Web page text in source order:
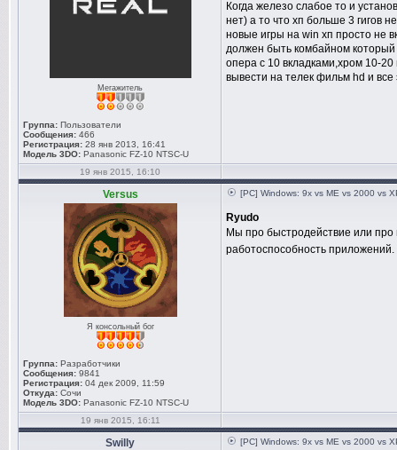
Мегажитель
Группа: Пользователи
Сообщения: 466
Регистрация: 28 янв 2013, 16:41
Модель 3DO: Panasonic FZ-10 NTSC-U
Когда железо слабое то и
нет) а то что хп больше 3 гигов
новые игры на win хп просто не
должен быть комбайном
опера с 10 вкладками,хром 10-
вывести на телек фильм hd и
19 янв 2015, 16:10
Versus
Я консольный бог
Группа: Разработчики
Сообщения: 9841
Регистрация: 04 дек 2009, 11:59
Откуда: Сочи
Модель 3DO: Panasonic FZ-10 NTSC-U
[PC] Windows: 9x vs ME vs 2000 vs
Ryudo
Мы про быстродействие или
работоспособность приложений.
19 янв 2015, 16:11
Swilly [PC] Windows: 9x vs ME vs 2000 vs